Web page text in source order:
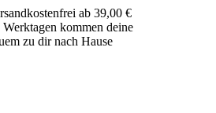
ab 39,00 €
kommen deine
zu dir nach Hause